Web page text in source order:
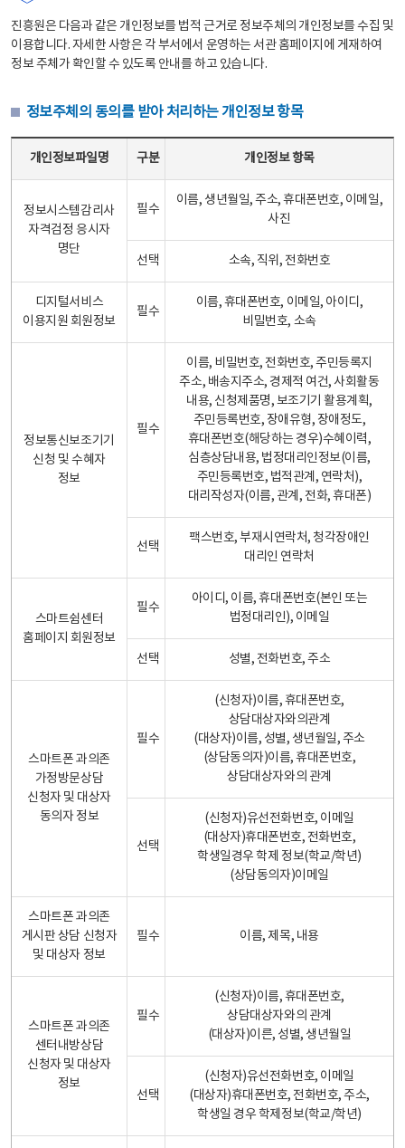
진흥원은 다음과 같은 개인정보를 법적 근거로 정보주체의 개인정보를 수집 및
이용합니다. 자세한 사항은 각 부서에서 운영하는 서관 홈페이지에 게재하여
정보 주체가 확인할 수 있도록 안내를 하고 있습니다.
정보주체의 동의를 받아 처리하는 개인정보 항목
개인정보파일명 구분 개인정보 항목
정보시스템감리사
자격검정 응시자
명단
필수
이름, 생년월일, 주소, 휴대폰번호, 이메일,
사진
선택 소속, 직위, 전화번호
디지털서비스
이용지원 회원정보
필수
이름, 휴대폰번호, 이메일, 아이디,
비밀번호, 소속
정보통신보조기기
신청 및 수혜자
정보
필수
이름, 비밀번호, 전화번호, 주민등록지
주소, 배송지주소, 경제적 여건, 사회활동
내용, 신청제품명, 보조기기 활용계획,
주민등록번호, 장애유형, 장애정도,
휴대폰번호(해당하는 경우)수혜이력,
심층상담내용, 법정대리인정보(이름,
주민등록번호, 법적관계, 연락처),
대리작성자(이름, 관계, 전화, 휴대폰)
선택
팩스번호, 부재시연락처, 청각장애인
대리인 연락처
스마트쉼센터
홈페이지 회원정보
필수
아이디, 이름, 휴대폰번호(본인 또는
법정대리인), 이메일
선택 성별, 전화번호, 주소
스마트폰 과의존
가정방문상담
신청자 및 대상자
동의자 정보
필수
(신청자)이름, 휴대폰번호,
상담대상자와의관계
(대상자)이름, 성별, 생년월일, 주소
(상담동의자)이름, 휴대폰번호,
상담대상자와의 관계
선택
(신청자)유선전화번호, 이메일
(대상자)휴대폰번호, 전화번호,
학생일경우 학제 정보(학교/학년)
(상담동의자)이메일
스마트폰 과의존
게시판 상담 신청자
및 대상자 정보
필수 이름, 제목, 내용
스마트폰 과의존
센터내방상담
신청자 및 대상자
정보
필수
(신청자)이름, 휴대폰번호,
상담대상자와의 관계
(대상자)이른, 성별, 생년월일
선택
(신청자)유선전화번호, 이메일
(대상자)휴대폰번호, 전화번호, 주소,
학생일 경우 학제정보(학교/학년)